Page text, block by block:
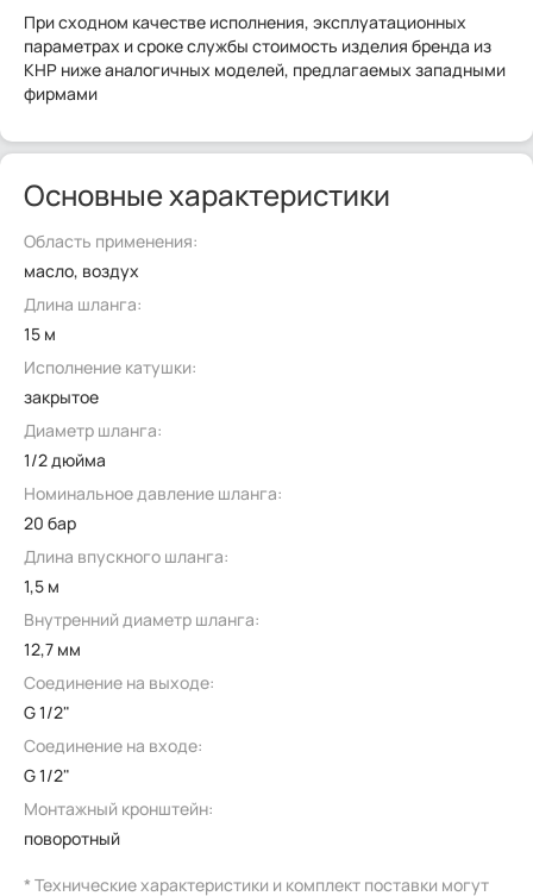
При сходном качестве исполнения, эксплуатационных
параметрах и сроке службы стоимость изделия бренда из
КНР ниже аналогичных моделей, предлагаемых западными
фирмами
Основные характеристики
Область применения:
масло, воздух
Длина шланга:
15 м
Исполнение катушки:
закрытое
Диаметр шланга:
1/2 дюйма
Номинальное давление шланга:
20 бар
Длина впускного шланга:
1,5 м
Внутренний диаметр шланга:
12,7 мм
Соединение на выходе:
G 1/2"
Соединение на входе:
G 1/2"
Монтажный кронштейн:
поворотный
* Технические характеристики и комплект поставки могут